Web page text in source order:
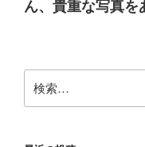
ん、貴重な写真を
索: